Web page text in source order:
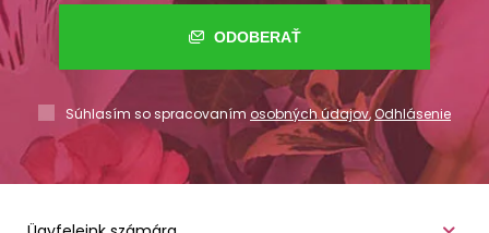
ODOBERAŤ
Súhlasím so spracovaním osobných údajov,Odhlásenie